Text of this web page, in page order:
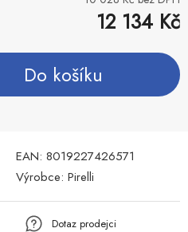
12 134 Kč
Do košíku
EAN: 8019227426571
Výrobce: Pirelli
Dotaz prodejci